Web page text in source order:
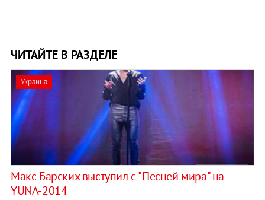
ЧИТАЙТЕ В РАЗДЕЛЕ
Украина
Макс Барских выступил с "Песней мира" на
YUNA-2014